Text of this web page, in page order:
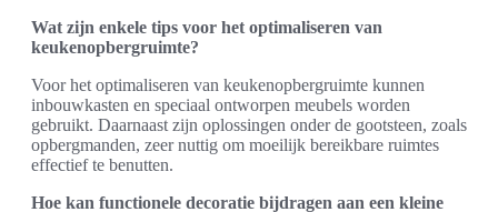
Wat zijn enkele tips voor het optimaliseren van
keukenopbergruimte?
Voor het optimaliseren van keukenopbergruimte kunnen
inbouwkasten en speciaal ontworpen meubels worden
gebruikt. Daarnaast zijn oplossingen onder de gootsteen, zoals
opbergmanden, zeer nuttig om moeilijk bereikbare ruimtes
effectief te benutten.
Hoe kan functionele decoratie bijdragen aan een kleine